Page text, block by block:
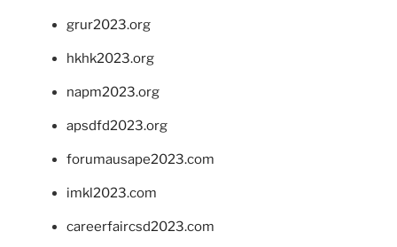
grur2023.org
hkhk2023.org
napm2023.org
apsdfd2023.org
forumausape2023.com
imkl2023.com
careerfaircsd2023.com